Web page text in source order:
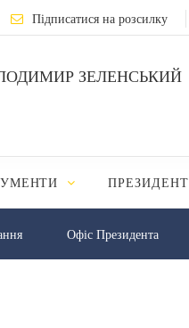
Підписатися на розсилку
ЗЕЛЕНСЬКИЙ
ПРЕЗИДЕНТ
Офіс Президента